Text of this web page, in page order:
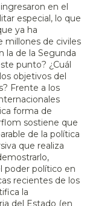
en el
especial, lo que
ya ha
millones de civiles
la de la Segunda
punto? ¿Cuál
objetivos del
Frente a los
forma de
sostiene que
de la política
que realiza
poder político en
recientes de los
la
del Estado (en